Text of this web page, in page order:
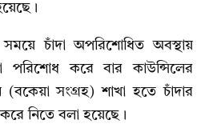
চাঁদা অপরিশোধিত অবস্থায়
পরিশোধ করে বার কাউন্সিলের
(বকেয়া সংগ্রহ) শাখা হতে চাঁদার
করে নিতে বলা হয়েছে।